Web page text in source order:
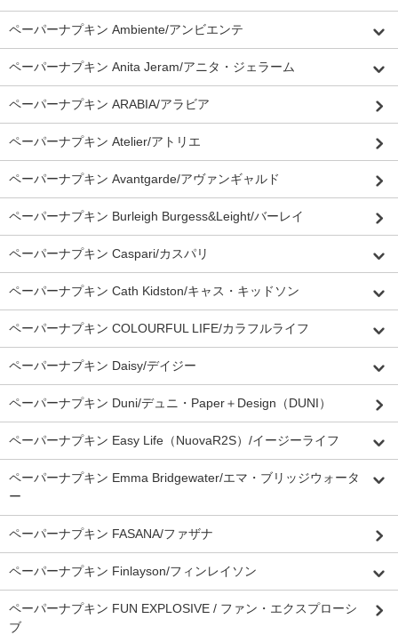
ペーパーナプキン Ambiente/アンビエンテ
ペーパーナプキン Anita Jeram/アニタ・ジェラーム
ペーパーナプキン ARABIA/アラビア
ペーパーナプキン Atelier/アトリエ
ペーパーナプキン Avantgarde/アヴァンギャルド
ペーパーナプキン Burleigh Burgess&Leight/バーレイ
ペーパーナプキン Caspari/カスパリ
ペーパーナプキン Cath Kidston/キャス・キッドソン
ペーパーナプキン COLOURFUL LIFE/カラフルライフ
ペーパーナプキン Daisy/デイジー
ペーパーナプキン Duni/デュニ・Paper＋Design（DUNI）
ペーパーナプキン Easy Life（NuovaR2S）/イージーライフ
ペーパーナプキン Emma Bridgewater/エマ・ブリッジウォータ
ー
ペーパーナプキン FASANA/ファザナ
ペーパーナプキン Finlayson/フィンレイソン
ペーパーナプキン FUN EXPLOSIVE / ファン・エクスプローシ
ブ